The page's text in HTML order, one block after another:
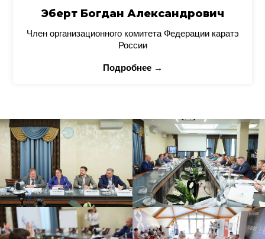
Эберт Богдан Александрович
Член организационного комитета Федерации каратэ
России
Подробнее →